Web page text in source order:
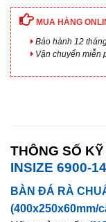
MUA HÀNG
Bảo hành 12
Vận chuyển miễn
THÔNG SỐ
INSIZE 6900-
BÀN ĐÁ RÀ
(400x250x60mm/